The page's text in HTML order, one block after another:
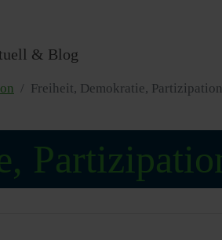
& Blog
Freiheit, Demokratie, Partizipation